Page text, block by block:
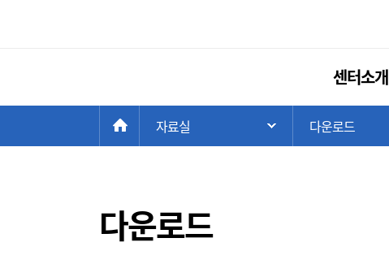
센터소개
HOME
자료실 주 메뉴 목록 열기
다운로드
다운로드